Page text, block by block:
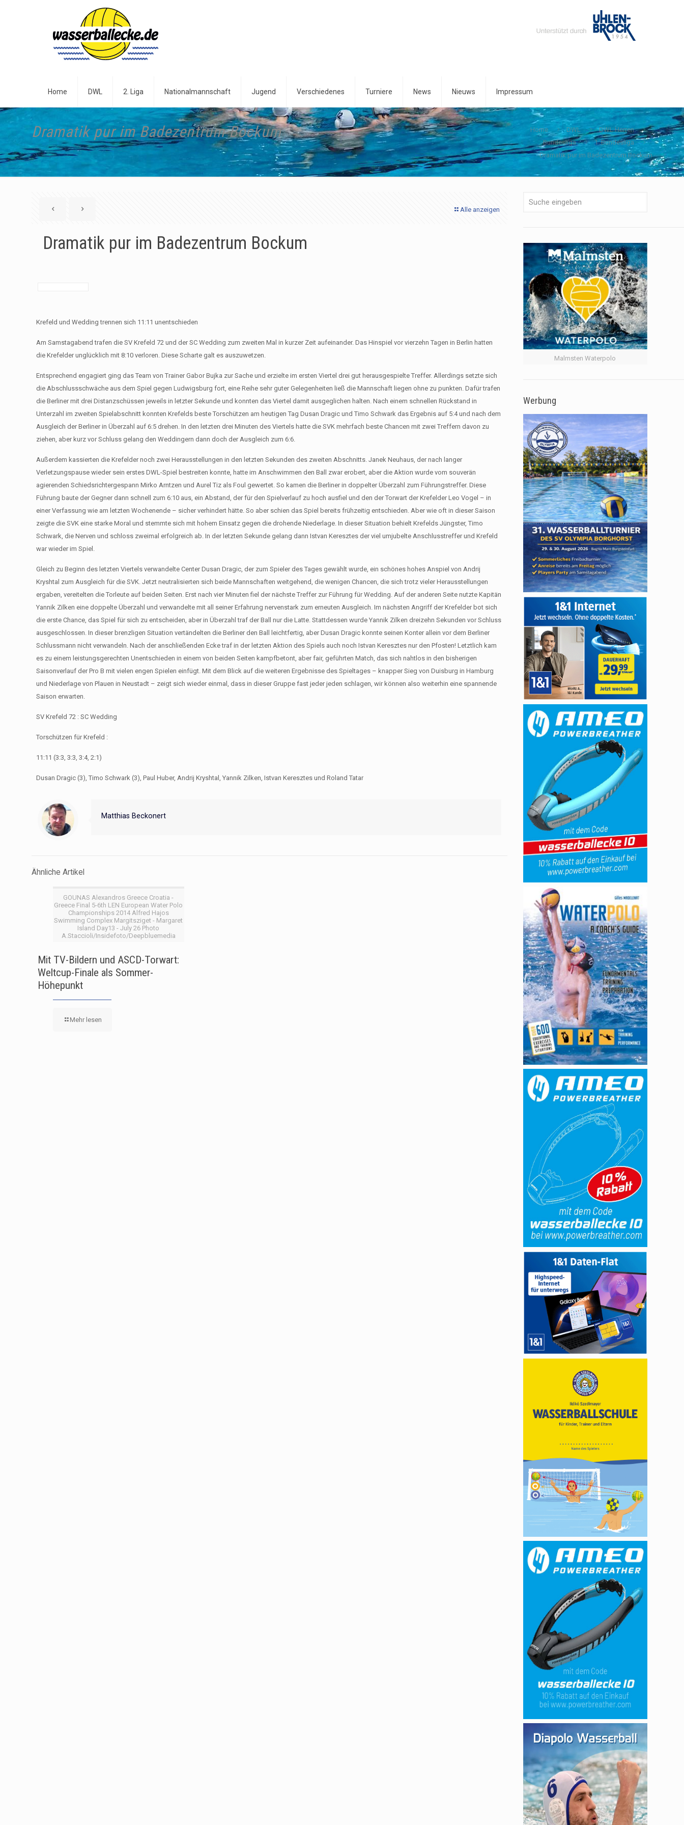
Home DWL 2. Liga Nationalmannschaft Jugend Verschiedenes Turniere News Nieuws Impressum
Dramatik pur im Badezentrum Bockum Home DWL
DWL Herren
Bundesliga
1. Bundesliga
Dramatik pur im Badezentrum Bockum
Alle anzeigen
Dramatik pur im Badezentrum Bockum
Krefeld und Wedding trennen sich 11:11 unentschieden
Am Samstagabend trafen die SV Krefeld 72 und der SC Wedding zum zweiten Mal in kurzer Zeit aufeinander. Das Hinspiel vor vierzehn Tagen in Berlin hatten
die Krefelder unglücklich mit 8:10 verloren. Diese Scharte galt es auszuwetzen.
Entsprechend engagiert ging das Team von Trainer Gabor Bujka zur Sache und erzielte im ersten Viertel drei gut herausgespielte Treffer. Allerdings setzte sich
die Abschlussschwäche aus dem Spiel gegen Ludwigsburg fort, eine Reihe sehr guter Gelegenheiten ließ die Mannschaft liegen ohne zu punkten. Dafür trafen
die Berliner mit drei Distanzschüssen jeweils in letzter Sekunde und konnten das Viertel damit ausgeglichen halten. Nach einem schnellen Rückstand in
Unterzahl im zweiten Spielabschnitt konnten Krefelds beste Torschützen am heutigen Tag Dusan Dragic und Timo Schwark das Ergebnis auf 5:4 und nach dem
Ausgleich der Berliner in Überzahl auf 6:5 drehen. In den letzten drei Minuten des Viertels hatte die SVK mehrfach beste Chancen mit zwei Treffern davon zu
ziehen, aber kurz vor Schluss gelang den Weddingern dann doch der Ausgleich zum 6:6.
Außerdem kassierten die Krefelder noch zwei Herausstellungen in den letzten Sekunden des zweiten Abschnitts. Janek Neuhaus, der nach langer
Verletzungspause wieder sein erstes DWL-Spiel bestreiten konnte, hatte im Anschwimmen den Ball zwar erobert, aber die Aktion wurde vom souverän
agierenden Schiedsrichtergespann Mirko Arntzen und Aurel Tiz als Foul gewertet. So kamen die Berliner in doppelter Überzahl zum Führungstreffer. Diese
Führung baute der Gegner dann schnell zum 6:10 aus, ein Abstand, der für den Spielverlauf zu hoch ausfiel und den der Torwart der Krefelder Leo Vogel – in
einer Verfassung wie am letzten Wochenende – sicher verhindert hätte. So aber schien das Spiel bereits frühzeitig entschieden. Aber wie oft in dieser Saison
zeigte die SVK eine starke Moral und stemmte sich mit hohem Einsatz gegen die drohende Niederlage. In dieser Situation behielt Krefelds Jüngster, Timo
Schwark, die Nerven und schloss zweimal erfolgreich ab. In der letzten Sekunde gelang dann Istvan Keresztes der viel umjubelte Anschlusstreffer und Krefeld
war wieder im Spiel.
Gleich zu Beginn des letzten Viertels verwandelte Center Dusan Dragic, der zum Spieler des Tages gewählt wurde, ein schönes hohes Anspiel von Andrij
Kryshtal zum Ausgleich für die SVK. Jetzt neutralisierten sich beide Mannschaften weitgehend, die wenigen Chancen, die sich trotz vieler Herausstellungen
ergaben, vereitelten die Torleute auf beiden Seiten. Erst nach vier Minuten fiel der nächste Treffer zur Führung für Wedding. Auf der anderen Seite nutzte Kapitän
Yannik Zilken eine doppelte Überzahl und verwandelte mit all seiner Erfahrung nervenstark zum erneuten Ausgleich. Im nächsten Angriff der Krefelder bot sich
die erste Chance, das Spiel für sich zu entscheiden, aber in Überzahl traf der Ball nur die Latte. Stattdessen wurde Yannik Zilken dreizehn Sekunden vor Schluss
ausgeschlossen. In dieser brenzligen Situation vertändelten die Berliner den Ball leichtfertig, aber Dusan Dragic konnte seinen Konter allein vor dem Berliner
Schlussmann nicht verwandeln. Nach der anschließenden Ecke traf in der letzten Aktion des Spiels auch noch Istvan Keresztes nur den Pfosten! Letztlich kam
es zu einem leistungsgerechten Unentschieden in einem von beiden Seiten kampfbetont, aber fair, geführten Match, das sich nahtlos in den bisherigen
Saisonverlauf der Pro B mit vielen engen Spielen einfügt. Mit dem Blick auf die weiteren Ergebnisse des Spieltages – knapper Sieg von Duisburg in Hamburg
und Niederlage von Plauen in Neustadt – zeigt sich wieder einmal, dass in dieser Gruppe fast jeder jeden schlagen, wir können also weiterhin eine spannende
Saison erwarten.
SV Krefeld 72 : SC Wedding
Torschützen für Krefeld :
11:11 (3:3, 3:3, 3:4, 2:1)
Dusan Dragic (3), Timo Schwark (3), Paul Huber, Andrij Kryshtal, Yannik Zilken, Istvan Keresztes und Roland Tatar
Matthias Beckonert
Ähnliche Artikel
GOUNAS Alexandros Greece Croatia -
Greece Final 5-6th LEN European Water Polo
Championships 2014 Alfred Hajos
Swimming Complex Margitsziget - Margaret
Island Day13 - July 26 Photo
A.Staccioli/Insidefoto/Deepbluemedia
Mit TV-Bildern und ASCD-Torwart:
Weltcup-Finale als Sommer-
Höhepunkt
Mehr lesen
Malmsten Waterpolo
Werbung